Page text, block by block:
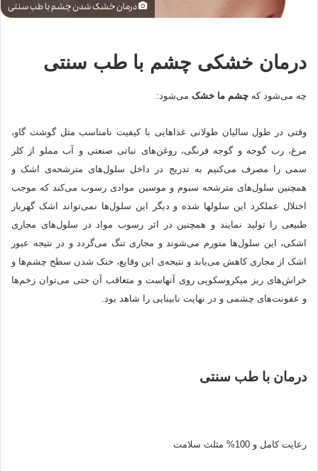
درمان خشک شدن چشم با طب سنتی
درمان خشکی چشم با طب سنتی
چه می‌شود که چشم ما خشک می‌شود:
وقتی در طول سالیان طولانی غذاهایی با کیفیت نامناسب مثل گوشت گاو،
مرغ، رب گوجه و گوجه فرنگی، روغن‌های نباتی صنعتی و آب مملو از کلر
سمی را مصرف می‌کنیم به تدریج در داخل سلول‌های مترشحه‌ی اشک و
همچنین سلول‌های مترشحه سبوم و موسین موادی رسوب می‌کند که موجب
اختلال عملکرد این سلولها شده و دیگر این سلول‌ها نمی‌تواند اشک گهربار
طبیعی را تولید نمایند و همچنین در اثر رسوب مواد در سلول‌های مجاری
اشکی، این سلول‌ها متورم می‌شوند و مجاری تنگ می‌گردد و در نتیجه عبور
اشک از مجاری کاهش می‌یابد و نتیجه‌ی این وقایع، خنک شدن سطح چشم‌ها و
خراش‌های ریز میکروسکوپی روی آنهاست و متعاقب آن حتی می‌توان زخم‌ها
و عفونت‌های چشمی و در نهایت نابینایی را شاهد بود.
درمان با طب سنتی
رعایت کامل و 100% مثلث سلامت